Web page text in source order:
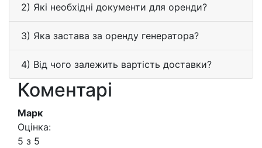
2) Які необхідні документи для оренди?
3) Яка застава за оренду генератора?
4) Від чого залежить вартість доставки?
Коментарі
Марк
Оцінка:
5 з 5